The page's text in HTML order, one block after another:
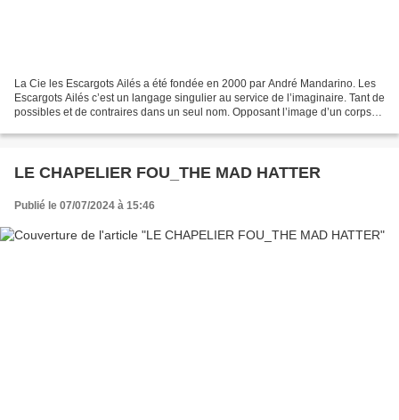
La Cie les Escargots Ailés a été fondée en 2000 par André Mandarino. Les
Escargots Ailés c’est un langage singulier au service de l’imaginaire. Tant de
possibles et de contraires dans un seul nom. Opposant l’image d’un corps
LE CHAPELIER FOU_THE MAD HATTER
Publié le 07/07/2024 à 15:46